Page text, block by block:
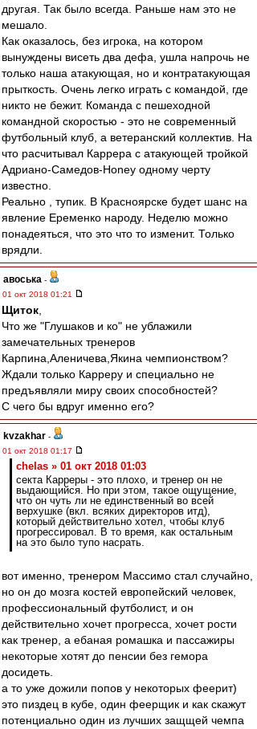
другая. Так было всегда. Раньше нам это не
мешало.
Как оказалось, без игрока, на котором
вынуждены висеть два дефа, ушла напрочь не
только наша атакующая, но и контратакующая
прыткость. Очень легко играть с командой, где
никто не бежит. Команда с пешеходной
командной скоростью - это не современный
футбольный клуб, а ветеранский коллектив. На
что расчитывал Каррера с атакующей тройкой
Адриано-Самедов-Honey одному черту
известно.
Реально , тупик. В Красноярске будет шанс на
явление Еременко народу. Неделю можно
понадеяться, что это что то изменит. Только
врядли.
авоська -
01 окт 2018 01:21
Щиток
Что же "Глушаков и ко" не ублажили
замечательных тренеров
Карпина,Аленичева,Якина чемпионством?
Ждали только Карреру и специально не
предъявляли миру своих способностей?
С чего бы вдруг именно его?
kvzakhar -
01 окт 2018 01:17
chelas » 01 окт 2018 01:03
секта Карреры - это плохо, и тренер он не
выдающийся. Но при этом, такое ощущение,
что он чуть ли не единственный во всей
верхушке (вкл. всяких директоров итд),
который действительно хотел, чтобы клуб
прогрессировал. В то время, как остальным
на это было тупо насрать.
вот именно, тренером Массимо стал случайно,
но он до мозга костей европейский человек,
профессиональный футболист, и он
действительно хочет прогресса, хочет рости
как тренер, а ебаная ромашка и пассажиры
некоторые хотят до пенсии без гемора
досидеть.
а то уже дожили попов у некоторых феерит)
это пиздец в кубе, один феерщик и как скажут
потенциально один из лучших защщей чемпа